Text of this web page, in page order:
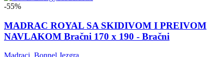
-55%
MADRAC ROYAL SA SKIDIVOM I PREIVOM
NAVLAKOM Bračni 170 x 190 - Bračni